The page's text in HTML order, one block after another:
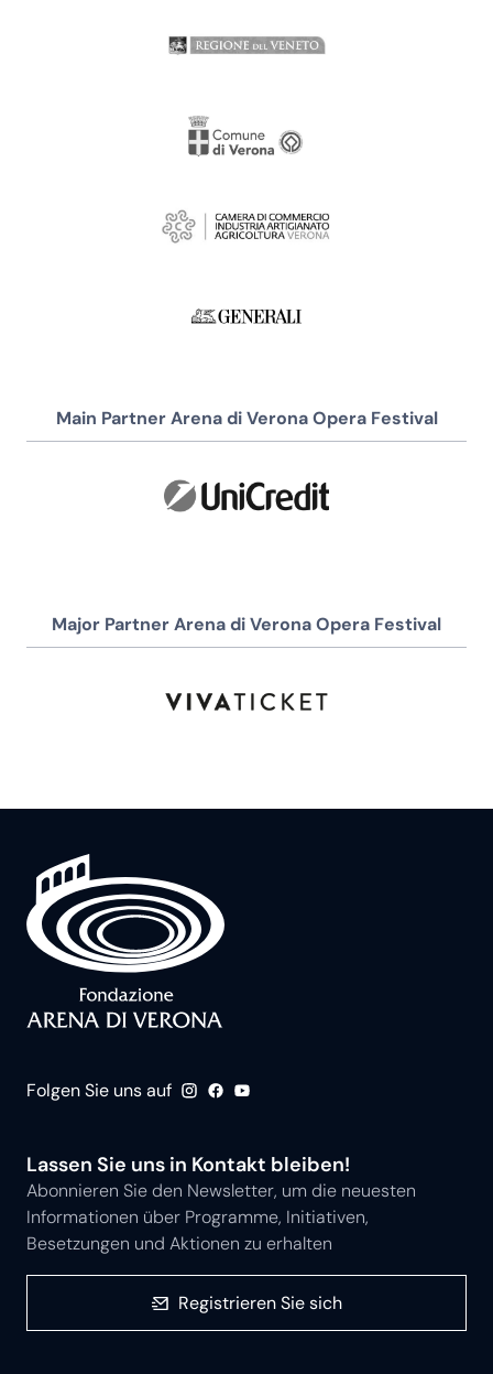
Main Partner Arena di Verona Opera Festival
Major Partner Arena di Verona Opera Festival
Folgen Sie uns auf
Lassen Sie uns in Kontakt bleiben!
Abonnieren Sie den Newsletter, um die neuesten
Informationen über Programme, Initiativen,
Besetzungen und Aktionen zu erhalten
Registrieren Sie sich